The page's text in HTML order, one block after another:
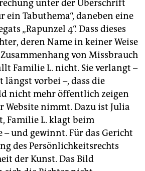
unter der Überschrift
Tabuthema“, daneben eine
„Rapunzel 4“. Dass dieses
deren Name in keiner Weise
von Missbrauch
Familie L. nicht. Sie verlangt –
längst vorbei –, dass die
nicht mehr öffentlich zeigen
Website nimmt. Dazu ist Julia
Familie L. klagt beim
und gewinnt. Für das Gericht
des Persönlichkeitsrechts
der Kunst. Das Bild